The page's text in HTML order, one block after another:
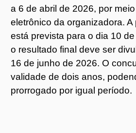
a 6 de abril de 2026, por
eletrônico da organizadora.
está prevista para o dia 10
o resultado final deve ser
16 de junho de 2026. O
validade de dois anos,
prorrogado por igual período.